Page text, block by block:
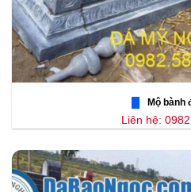
Mộ bành
Liên hệ: